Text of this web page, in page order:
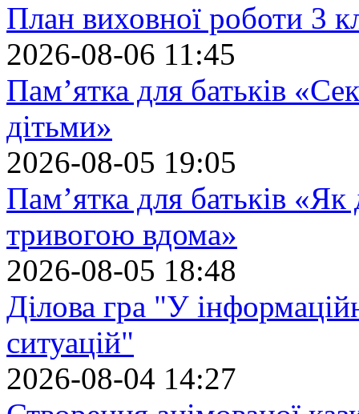
План виховної роботи 3
2026-08-06 11:45
Пам’ятка для батьків
дітьми»
2026-08-05 19:05
Пам’ятка для батьків
тривогою вдома»
2026-08-05 18:48
Ділова гра "У
ситуацій"
2026-08-04 14:27